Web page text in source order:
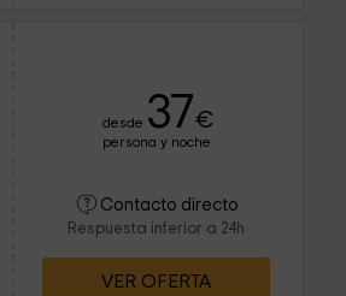
desde 37€
persona y noche
Contacto directo
Respuesta inferior a 24h
VER OFERTA